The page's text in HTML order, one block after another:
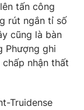
tấn công
rút ngắn tỉ số
cũng là bàn
Phượng ghi
nhận thất
Truidense